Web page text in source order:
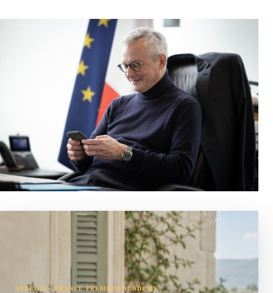
ANZEIGE · FRANCE PREMIUM ACADEMY